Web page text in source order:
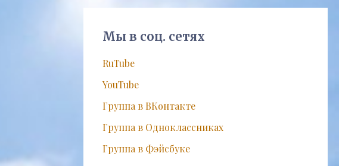
Мы в соц. сетях
RuTube
YouTube
Группа в ВКонтакте
Группа в Одноклассниках
Группа в Фэйсбуке